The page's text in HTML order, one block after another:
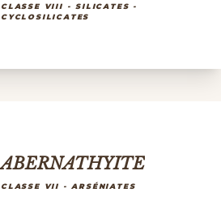
CLASSE VIII - SILICATES -
CYCLOSILICATES
ABERNATHYITE
CLASSE VII - ARSÉNIATES